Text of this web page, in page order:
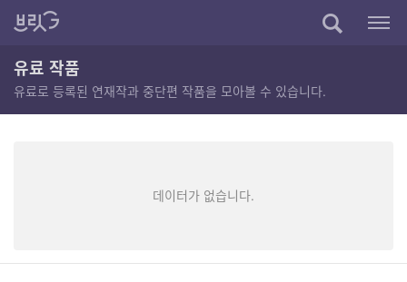
유료 작품
유료로 등록된 연재작과 중단편 작품을 모아볼 수 있습니다.
데이터가 없습니다.